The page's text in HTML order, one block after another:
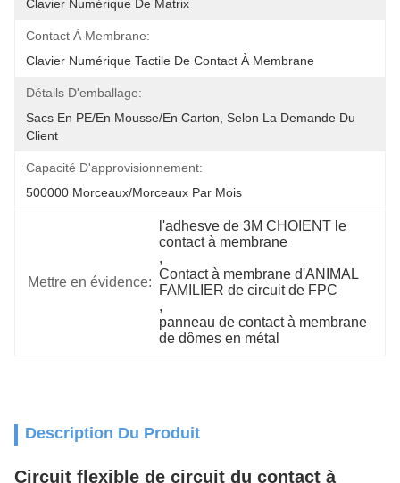
Clavier Numérique De Matrix
Contact À Membrane:
Clavier Numérique Tactile De Contact À Membrane
Détails D'emballage:
Sacs En PE/en Mousse/en Carton, Selon La Demande Du
Client
Capacité D'approvisionnement:
500000 Morceaux/morceaux Par Mois
Mettre en évidence:
l'adhesve de 3M CHOIENT le
contact à membrane
,
Contact à membrane d'ANIMAL
FAMILIER de circuit de FPC
,
panneau de contact à membrane
de dômes en métal
Description Du Produit
Circuit flexible de circuit du contact à